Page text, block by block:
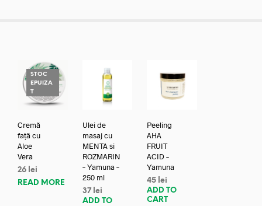
STOC
EPUIZA
T
Cremă
față cu
Aloe
Vera
26 lei
READ MORE
Ulei de
masaj cu
MENTA si
ROZMARIN
– Yamuna –
250 ml
37 lei
ADD TO
Peeling
AHA
FRUIT
ACID –
Yamuna
45 lei
ADD TO
CART